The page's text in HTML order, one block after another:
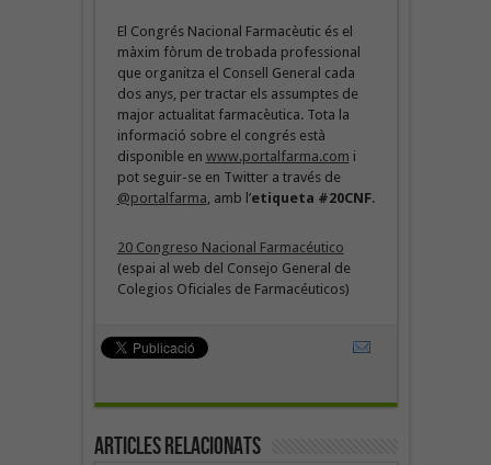
El Congrés Nacional Farmacèutic és el
màxim fòrum de trobada professional
que organitza el Consell General cada
dos anys, per tractar els assumptes de
major actualitat farmacèutica. Tota la
informació sobre el congrés està
disponible en www.portalfarma.com i
pot seguir-se en Twitter a través de
@portalfarma , amb l’etiqueta #20CNF.
20 Congreso Nacional Farmacéutico
(espai al web del Consejo General de
Colegios Oficiales de Farmacéuticos)
Articles Relacionats